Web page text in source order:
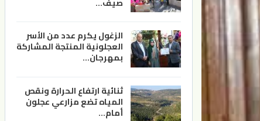
الزغول يكرم عدد من الأسر
العجلونية المنتجة المشاركة
بمهرجان…
ثنائية ارتفاع الحرارة ونقص
المياه تضع مزارعي عجلون
أمام…